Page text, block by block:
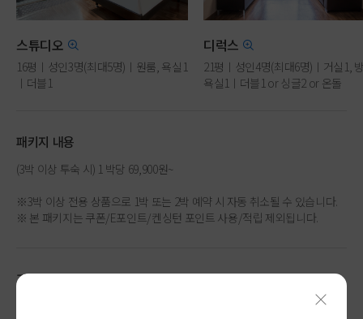
스튜디오
16평ㅣ성인3명(최대5명)ㅣ원룸, 욕실1
ㅣ더블1
디럭스
21평ㅣ성인4명(최대6명)ㅣ거실1,
욕실1ㅣ더블1 or 싱글2 or 온돌
패키지 내용
(3박 이상 투숙 시) 1 박당 69,900원~
※3박 이상 전용 상품으로 1박 또는 2박 예약 시 자동 취소될 수 있습니다.
※ 본 패키지는 쿠폰/E포인트/켄싱턴 포인트 사용/적립 제외됩니다.
기간